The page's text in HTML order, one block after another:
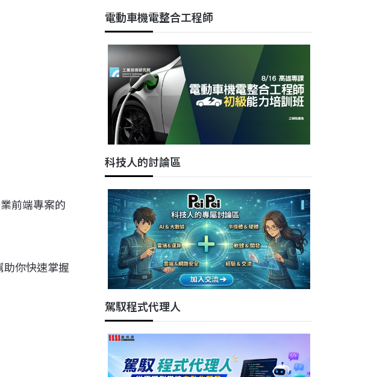
前端專案的
你快速掌握
電動車機電整合工程師
科技人的討論區
駕馭程式代理人